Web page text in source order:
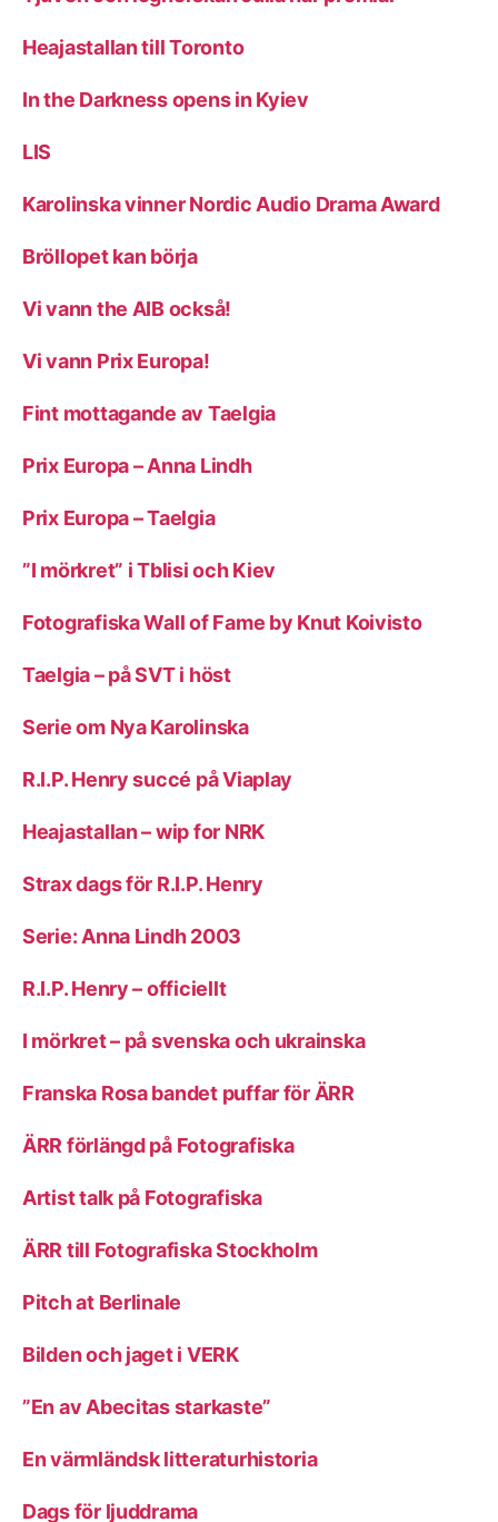
Heajastallan till Toronto
In the Darkness opens in Kyiev
LIS
Karolinska vinner Nordic Audio Drama Award
Bröllopet kan börja
Vi vann the AIB också!
Vi vann Prix Europa!
Fint mottagande av Taelgia
Prix Europa – Anna Lindh
Prix Europa – Taelgia
”I mörkret” i Tblisi och Kiev
Fotografiska Wall of Fame by Knut Koivisto
Taelgia – på SVT i höst
Serie om Nya Karolinska
R.I.P. Henry succé på Viaplay
Heajastallan – wip for NRK
Strax dags för R.I.P. Henry
Serie: Anna Lindh 2003
R.I.P. Henry – officiellt
I mörkret – på svenska och ukrainska
Franska Rosa bandet puffar för ÄRR
ÄRR förlängd på Fotografiska
Artist talk på Fotografiska
ÄRR till Fotografiska Stockholm
Pitch at Berlinale
Bilden och jaget i VERK
”En av Abecitas starkaste”
En värmländsk litteraturhistoria
Dags för ljuddrama